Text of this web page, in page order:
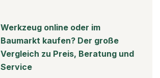
Werkzeug online oder im
Baumarkt kaufen? Der große
Vergleich zu Preis, Beratung und
Service